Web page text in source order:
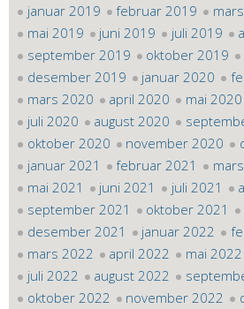
januar 2019
februar 2019
mai 2019
juni 2019 juli 2019
september 2019
oktober 2019
desember 2019
januar 2020
mars 2020
april 2020 mai 2020
juli 2020
august 2020
oktober 2020
november 2020
januar 2021
februar 2021
mai 2021
juni 2021 juli 2021
september 2021
oktober 2021
desember 2021
januar 2022
mars 2022
april 2022 mai 2022
juli 2022
august 2022
oktober 2022
november 2022